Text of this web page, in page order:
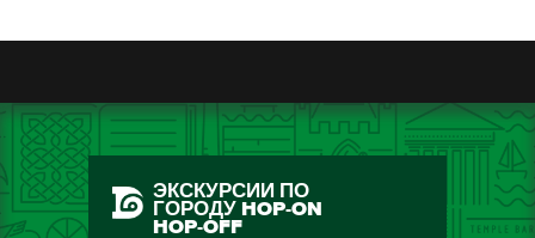
ЭКСКУРСИИ ПО
ГОРОДУ HOP-ON
HOP-OFF